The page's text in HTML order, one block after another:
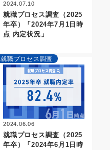
2024.07.10
就職プロセス調査（2025
年卒）「2024年7月1日時
点 内定状況」
就職プロセス調査
2024.06.06
就職プロセス調査（2025
年卒）「2024年6月1日時